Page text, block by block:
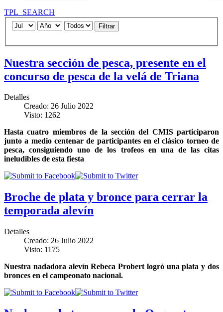
TPL_SEARCH
Filtrar
Nuestra sección de pesca, presente en el
concurso de pesca de la velá de Triana
Detalles
Creado: 26 Julio 2022
Visto: 1262
Hasta cuatro miembros de la sección del CMIS participaron
junto a medio centenar de participantes en el clásico torneo de
pesca, consiguiendo uno de los trofeos en una de las citas
ineludibles de esta fiesta
Broche de plata y bronce para cerrar la
temporada alevín
Detalles
Creado: 26 Julio 2022
Visto: 1175
Nuestra nadadora alevín Rebeca Probert logró una plata y dos
bronces en el campeonato nacional.